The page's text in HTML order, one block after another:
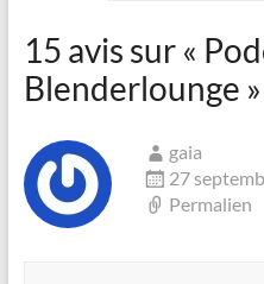
15 avis sur «
Blenderlounge »
gaia
27
Permalien